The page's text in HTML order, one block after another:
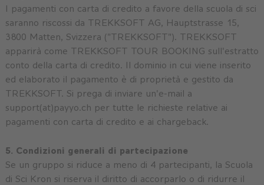
I pagamenti con carta di credito a favore della scuola di sci
saranno riscossi da TREKKSOFT AG, Hauptstrasse 15,
3800 Matten, Svizzera ("TREKKSOFT"). TREKKSOFT
apparirà come TREKKSOFT TOUR BOOKING sull'estratto
conto della carta di credito. Il dominio in cui viene inserito
ed elaborato il pagamento è di proprietà e gestito da
TREKKSOFT. Si prega di inviare un'e-mail a
support(at)payyo.ch per tutte le richieste relative ai
pagamenti con carta di credito e ai chargeback.
5. Condizioni generali di partecipazione
Se un gruppo si riduce a meno di 4 partecipanti, la Scuola
di Sci Kron si riserva il diritto di accorparlo o di ridurre il